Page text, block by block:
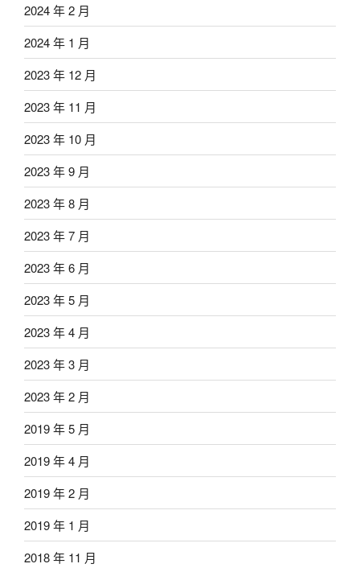
2024 年 2 月
2024 年 1 月
2023 年 12 月
2023 年 11 月
2023 年 10 月
2023 年 9 月
2023 年 8 月
2023 年 7 月
2023 年 6 月
2023 年 5 月
2023 年 4 月
2023 年 3 月
2023 年 2 月
2019 年 5 月
2019 年 4 月
2019 年 2 月
2019 年 1 月
2018 年 11 月